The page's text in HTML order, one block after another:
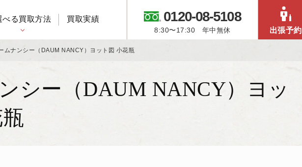
べる買取方法 買取実績 0120-08-5108
8:30〜17:30 年中無休 出張予約
ムナンシー（DAUM NANCY）ヨット図 小花瓶
シー（DAUM NANCY）ヨッ